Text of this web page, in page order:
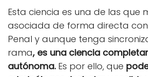
Esta ciencia es una de las que
asociada de forma directa con
Penal y aunque tenga
rama, es una ciencia
autónoma.Es por ello, que